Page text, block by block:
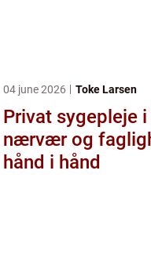
04 june 2026 Toke Larsen
Privat sygepleje i
nærvær og
hånd i hånd